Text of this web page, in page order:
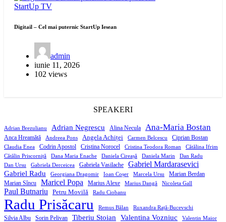
StartUp TV
Digitail – Cel mai puternic StartUp Iesean
admin
iunie 11, 2026
102 views
SPEAKERI
Adrian Brezulianu Adrian Negrescu Alina Necula Ana-Maria Bostan
Anca Hreamătă Andreea Pons Angela Achiței Carmen Belcescu Ciprian Bostan
Claudia Enea Codrin Apostol Cristina Norocel Cristina Teodora Roman
Cătălina Ifrim
Cătălin Priscorniță
Dana Maria Enache Daniela Cireașă Daniela Marin
Dan Radu
Dan Ursu
Gabriela Derceicea Gabriela Vasilache Gabriel Mardarasevici
Gabriel Radu Georgiana Dragomir Ioan Coșer Marcela Ursu
Marian Berdan
Marian Sîncu
Maricel Popa Marius Alexe Marius Dangă Nicoleta Gall
Paul Butnariu Petru Movilă Radu Ciobanu
Radu Prisăcaru Remus Bălan Ruxandra Rață-Bucevschi
Silvia Albu Sorin Pelivan Tiberiu Stoian Valentina Vozniuc Valentin Maior